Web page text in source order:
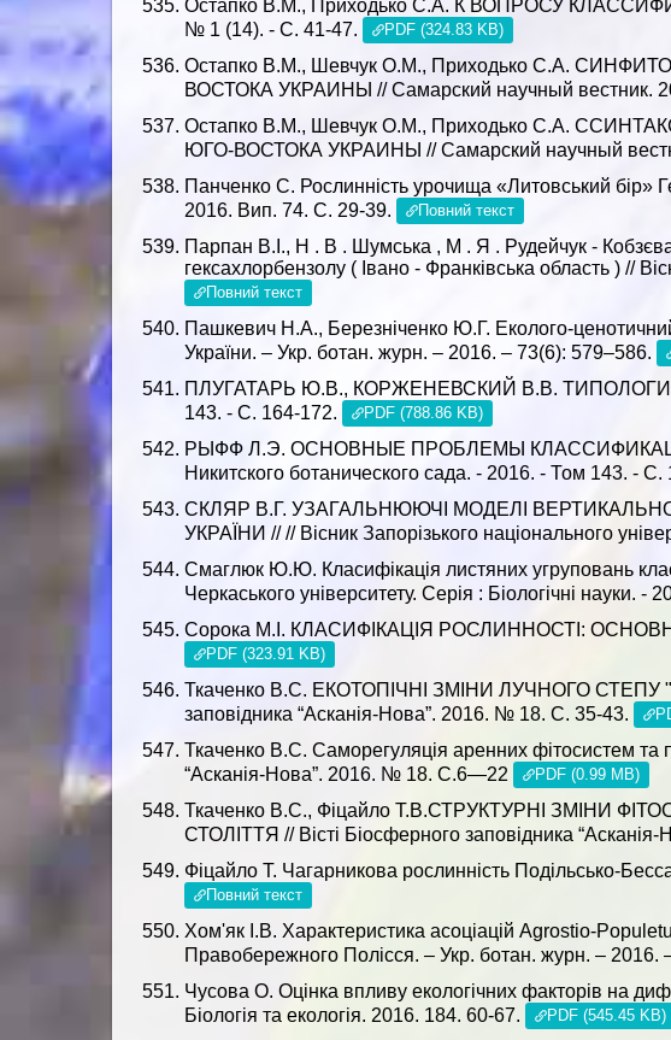
Остапко В.М., Приходько С.А. К ВОПРОСУ
№ 1 (14). - С. 41-47.
PDF (324.83 KB)
Остапко В.М., Шевчук О.М., Приходько С.А.
ВОСТОКА УКРАИНЫ // Самарский научный вестник.
Остапко В.М., Шевчук О.М., Приходько С.А.
ЮГО-ВОСТОКА УКРАИНЫ // Самарский научный
Панченко С. Рослинність урочища «Литовський бір»
2016. Вип. 74. С. 29-39.
Повний текст
Парпан В.І., Н . В . Шумська , М . Я . Рудейчук -
гексахлорбензолу ( Івано - Франківська область ) //
Повний текст
Пашкевич Н.А., Березніченко Ю.Г. Еколого-
України. – Укр. ботан. журн. – 2016. – 73(6): 579–586.
ПЛУГАТАРЬ Ю.В., КОРЖЕНЕВСКИЙ В.В. ТИПОЛОГИЯ
143. - С. 164-172.
PDF (788.86 KB)
РЫФФ Л.Э. ОСНОВНЫЕ ПРОБЛЕМЫ
Никитского ботанического сада. - 2016. - Том 143. - С.
СКЛЯР В.Г. УЗАГАЛЬНЮЮЧІ МОДЕЛІ
УКРАЇНИ // // Вісник Запорізького національного
Смаглюк Ю.Ю. Класифікація листяних угруповань
Черкаського університету. Серія : Біологічні науки.
Сорока М.І. КЛАСИФІКАЦІЯ РОСЛИННОСТІ:
PDF (323.91 KB)
Ткаченко В.С. ЕКОТОПІЧНІ ЗМІНИ ЛУЧНОГО
заповідника “Асканія-Нова”. 2016. № 18. С. 35-43.
Ткаченко В.С. Саморегуляція аренних фітосистем та
“Асканія-Нова”. 2016. № 18. С.6—22
PDF (0.99 MB)
Ткаченко В.С., Фіцайло Т.В.СТРУКТУРНІ ЗМІНИ
СТОЛІТТЯ // Вісті Біосферного заповідника
Фіцайло Т. Чагарникова рослинність Подільсько-
Повний текст
Хом'як І.В. Характеристика асоціацій Agrostio-
Правобережного Полісся. – Укр. ботан. журн. –
Чусова О. Оцінка впливу екологічних факторів на
Біологія та екологія. 2016. 184. 60-67.
PDF (545.45 KB)